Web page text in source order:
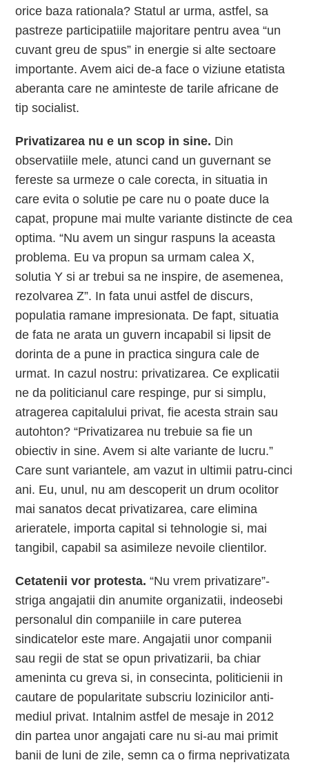
orice baza rationala? Statul ar urma, astfel, sa
pastreze participatiile majoritare pentru avea “un
cuvant greu de spus” in energie si alte sectoare
importante. Avem aici de-a face o viziune etatista
aberanta care ne aminteste de tarile africane de
tip socialist.
Privatizarea nu e un scop in sine. Din
observatiile mele, atunci cand un guvernant se
fereste sa urmeze o cale corecta, in situatia in
care evita o solutie pe care nu o poate duce la
capat, propune mai multe variante distincte de cea
optima. “Nu avem un singur raspuns la aceasta
problema. Eu va propun sa urmam calea X,
solutia Y si ar trebui sa ne inspire, de asemenea,
rezolvarea Z”. In fata unui astfel de discurs,
populatia ramane impresionata. De fapt, situatia
de fata ne arata un guvern incapabil si lipsit de
dorinta de a pune in practica singura cale de
urmat. In cazul nostru: privatizarea. Ce explicatii
ne da politicianul care respinge, pur si simplu,
atragerea capitalului privat, fie acesta strain sau
autohton? “Privatizarea nu trebuie sa fie un
obiectiv in sine. Avem si alte variante de lucru.”
Care sunt variantele, am vazut in ultimii patru-cinci
ani. Eu, unul, nu am descoperit un drum ocolitor
mai sanatos decat privatizarea, care elimina
arieratele, importa capital si tehnologie si, mai
tangibil, capabil sa asimileze nevoile clientilor.
Cetatenii vor protesta. “Nu vrem privatizare”-
striga angajatii din anumite organizatii, indeosebi
personalul din companiile in care puterea
sindicatelor este mare. Angajatii unor companii
sau regii de stat se opun privatizarii, ba chiar
ameninta cu greva si, in consecinta, politicienii in
cautare de popularitate subscriu lozinicilor anti-
mediul privat. Intalnim astfel de mesaje in 2012
din partea unor angajati care nu si-au mai primit
banii de luni de zile, semn ca o firma neprivatizata